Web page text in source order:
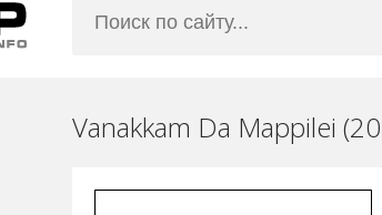
Vanakkam Da Mappilei